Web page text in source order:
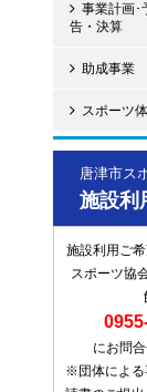
事業計画･
告・決算
助成事業
スポーツ
唐津市ス
施設利
施設利用ご
スポーツ協
にお問合
※団体による